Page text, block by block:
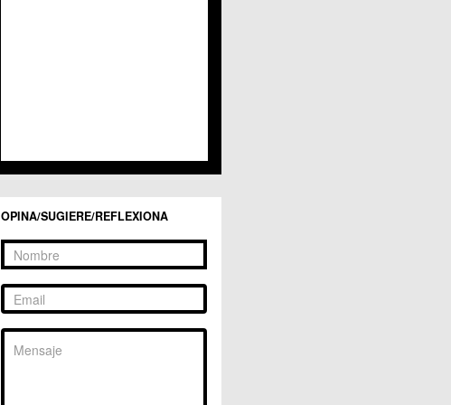
C.C. Zarandona
OPINA/SUGIERE/REFLEXIONA